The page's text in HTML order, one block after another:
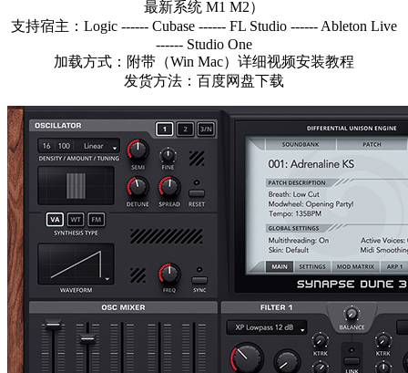
最新系统 M1 M2）
支持宿主：Logic ------ Cubase ------ FL Studio ------ Ableton Live
------ Studio One
加载方式：附带（Win Mac）详细视频安装教程
发货方法：百度网盘下载